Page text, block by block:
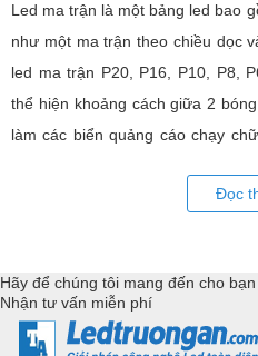
Led ma trận là một bảng led bao
như một ma trận theo chiều dọc
led ma trận P20, P16, P10, P8,
thể hiện khoảng cách giữa 2
làm các biển quảng cáo chạy
nhiều lĩnh vực của cuộc sống.
YRL,...Tư vấn giả pháp, hỗ
ứng dụng trang trí led.
Đọc
Hãy để chúng tôi mang đến cho
Nhận tư vấn miễn phí